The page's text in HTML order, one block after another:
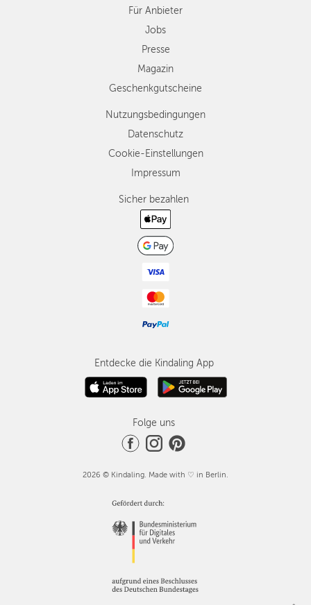
Für Anbieter
Jobs
Presse
Magazin
Geschenkgutscheine
Nutzungsbedingungen
Datenschutz
Cookie-Einstellungen
Impressum
Sicher bezahlen
Entdecke die Kindaling App
Folge uns
2026 © Kindaling. Made with ♡ in Berlin.